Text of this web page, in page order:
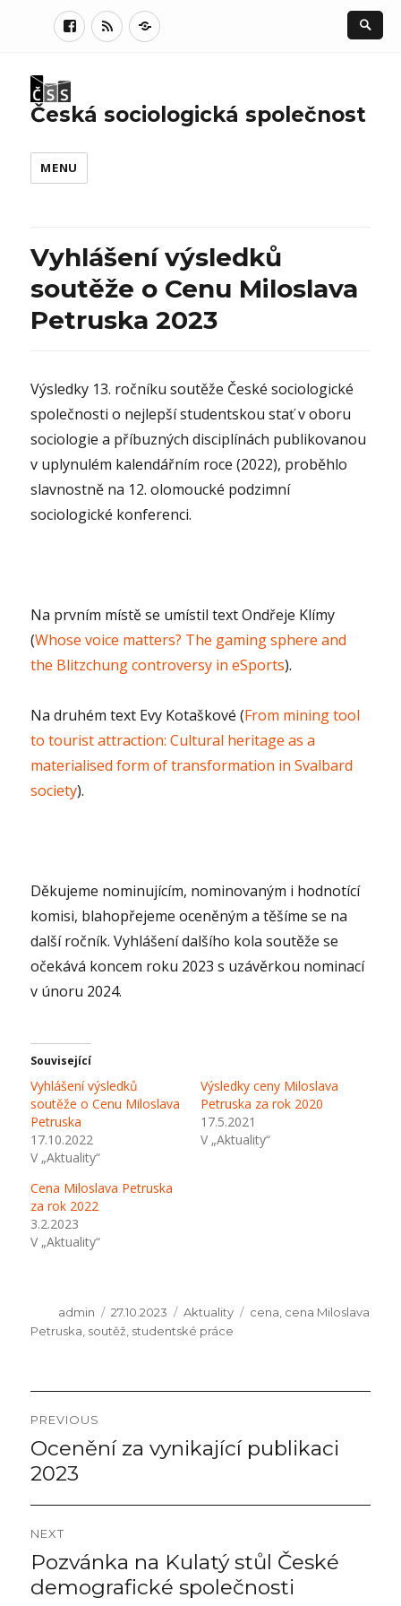
Facebook
RSS Login
Česká sociologická společnost
MENU
Vyhlášení výsledků
soutěže o Cenu Miloslava
Petruska 2023
Výsledky 13. ročníku soutěže České sociologické
společnosti o nejlepší studentskou stať v oboru
sociologie a příbuzných disciplínách publikovanou
v uplynulém kalendářním roce (2022), proběhlo
slavnostně na 12. olomoucké podzimní
sociologické konferenci.
Na prvním místě se umístil text Ondřeje Klímy
(Whose voice matters? The gaming sphere and
the Blitzchung controversy in eSports).
Na druhém text Evy Kotaškové (From mining tool
to tourist attraction: Cultural heritage as a
materialised form of transformation in Svalbard
society).
Děkujeme nominujícím, nominovaným i hodnotící
komisi, blahopřejeme oceněným a těšíme se na
další ročník. Vyhlášení dalšího kola soutěže se
očekává koncem roku 2023 s uzávěrkou nominací
v únoru 2024.
Související
Vyhlášení výsledků
soutěže o Cenu Miloslava
Petruska
17.10.2022
V „Aktuality“
Výsledky ceny Miloslava
Petruska za rok 2020
17.5.2021
V „Aktuality“
Cena Miloslava Petruska
za rok 2022
3.2.2023
V „Aktuality“
Author
admin
Posted
on
27.10.2023 Categories
Aktuality Tags
cena cena Miloslava
Petruska soutěž studentské práce
pro
příspěvek
PREVIOUS
Previous
Ocenění za vynikající publikaci
2023
NEXT
Next
post:
Pozvánka na Kulatý stůl České
demografické společnosti